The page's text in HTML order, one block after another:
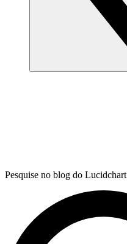
Pesquise no blog do Lucidchart